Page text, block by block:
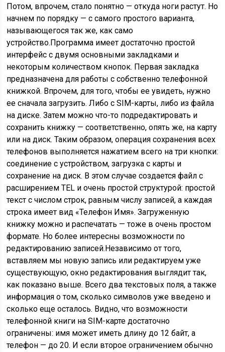
Потом, впрочем, стало понятно — откуда ноги растут. Но
начнем по порядку — с самого простого варианта,
называющегося так же, как само
устройство.Программа имеет достаточно простой
интерфейс с двумя основными закладками и
некоторым количеством кнопок. Первая закладка
предназначена для работы с собственно телефонной
книжкой. Впрочем, для того, чтобы ее увидеть, нужно
ее сначала загрузить. Либо с SIM-карты, либо из файла
на диске. Затем можно что-то подредактировать и
сохранить книжку — соответственно, опять же, на карту
или на диск. Таким образом, операция сохранения всех
телефонов выполняется нажатием всего на три кнопки:
соединение с устройством, загрузка с карты и
сохранение на диск. В этом случае создается файл с
расширением TEL и очень простой структурой: простой
текст с числом строк, равным числу записей, а каждая
строка имеет вид «Телефон Имя». Загруженную
книжку можно и распечатать — тоже в очень простом
формате. Но более интересны возможности по
редактированию записей.Независимо от того,
вставляем мы новую запись или редактируем уже
существующую, окно редактирования выглядит так,
как показано выше. Всего два текстовых поля, а также
информация о том, сколько символов уже введено и
сколько еще осталось. Видно, что возможности
телефонной книги на SIM-карте достаточно
ограничены: имя может иметь длину до 12 байт, а
телефон — до 20. И если второе ограничением обычно